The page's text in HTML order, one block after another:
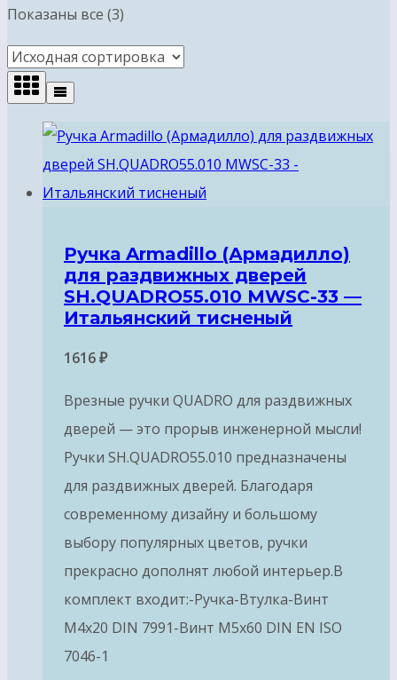
Показаны все (3)
Ручка Armadillo (Армадилло)
для раздвижных дверей
SH.QUADRO55.010 MWSC-33 —
Итальянский тисненый
1616₽
Врезные ручки QUADRO для раздвижных
дверей — это прорыв инженерной мысли!
Ручки SH.QUADRO55.010 предназначены
для раздвижных дверей. Благодаря
современному дизайну и большому
выбору популярных цветов, ручки
прекрасно дополнят любой интерьер.В
комплект входит:-Ручка-Втулка-Винт
М4х20 DIN 7991-Винт М5х60 DIN EN ISO
7046-1